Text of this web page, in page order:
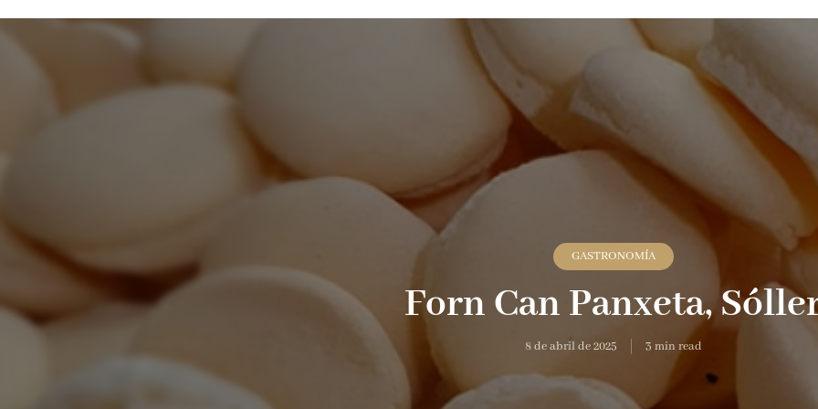
GASTRONOMÍA
Forn Can Panxeta,
8 de abril de 2025 3 min read